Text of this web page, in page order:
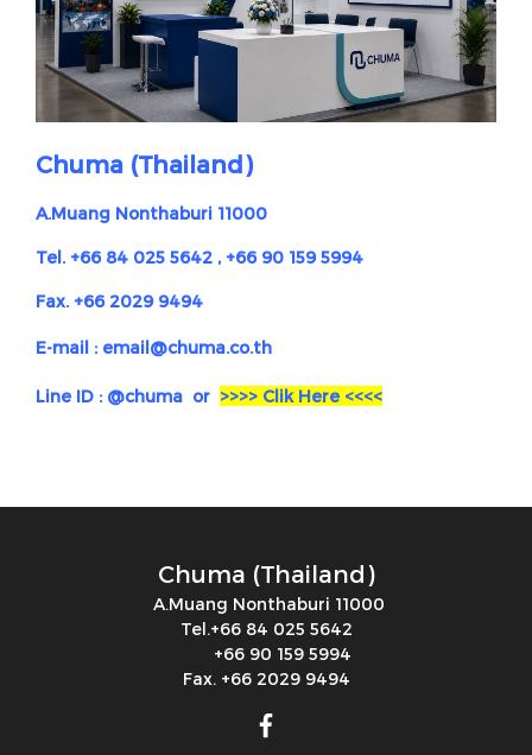
Chuma (Thailand)
A.Muang Nonthaburi 11000
Tel. +66 84 025 5642 , +66 90 159 5994
Fax. +66 2029 9494
E-mail : email@chuma.co.th
Line ID : @chuma or >>>> Clik Here <<<<
Chuma (Thailand)
A.Muang Nonthaburi 11000
Tel.+66 84 025 5642
+66 90 159 5994
Fax. +66 2029 9494